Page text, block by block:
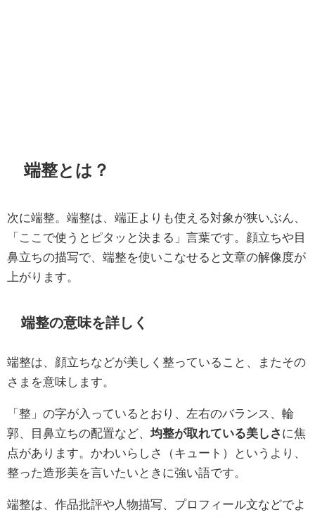
端整とは？
次に端整。端整は、端正よりも使える対象が狭いぶん、
「ここで使うとピタッと決まる」言葉です。顔立ちや目
鼻立ちの描写で、端整を使いこなせると文章の解像度が
上がります。
端整の意味を詳しく
端整は、顔立ちなどが美しく整っていること、またその
さまを意味します。
「整」の字が入っているとおり、左右のバランス、輪
郭、目鼻立ちの配置など、 均整が取れている美しさ に焦
点があります。かわいらしさ（キュート）というより、
整った造形美を言いたいときに強い語です。
端整は、作品批評や人物描写、プロフィール文などでよ